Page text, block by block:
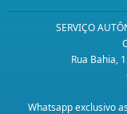
SERVIÇO
Rua Bahia,
Whatsapp exclusivo